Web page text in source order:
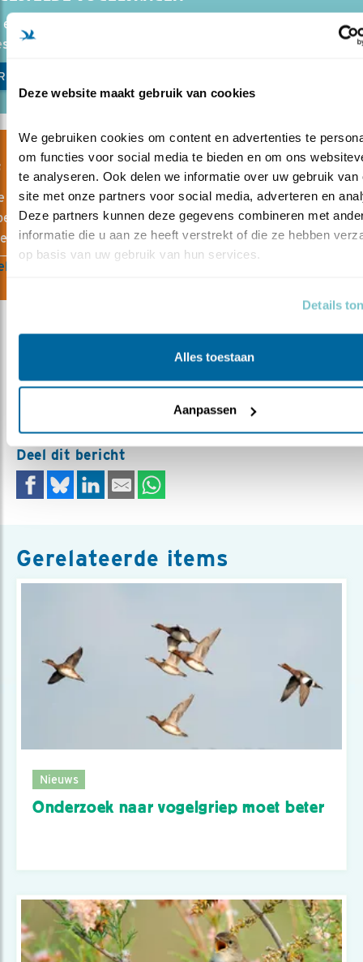
Deze website maakt gebruik van cookies
We gebruiken cookies om content en advertenties te
om functies voor social media te bieden en om ons
te analyseren. Ook delen we informatie over uw gebruik van
site met onze partners voor social media, adverteren en
Deze partners kunnen deze gegevens combineren met
informatie die u aan ze heeft verstrekt of die ze hebben
op basis van uw gebruik van hun services.
Details
Alles toestaan
Aanpassen
een vraag over vogels? Neem eens een kijkje op onze
vragen. Wie weet vind je daar het antwoord op je
VEELGESTELDE VRAGEN
OP DE HOOGTE MET VOGELNIEUWS
aan voor Vogelnieuws, de gratis nieuwsbrief van
Zo blijf je op de hoogte van nieuws over
en acties van Vogelbescherming.
Vogelnieuws
Meer over
vogelgriep
Deel dit bericht
Gerelateerde items
Nieuws
Onderzoek naar vogelgriep moet beter